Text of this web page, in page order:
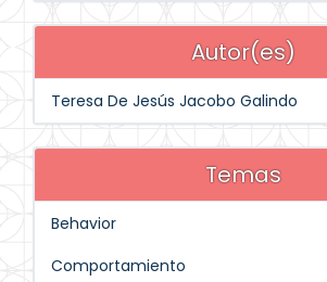
Autor(es)
Teresa De Jesús Jacobo Galindo
Temas
Behavior
Comportamiento